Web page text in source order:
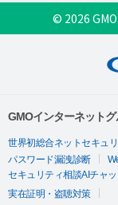
© 2026